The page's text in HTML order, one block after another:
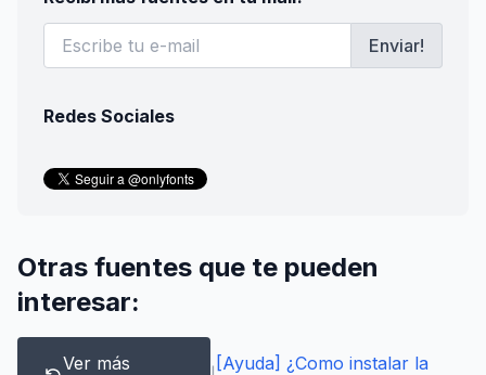
Enviar!
Redes Sociales
Otras fuentes que te pueden
interesar:
Ver más
[Ayuda] ¿Como instalar la